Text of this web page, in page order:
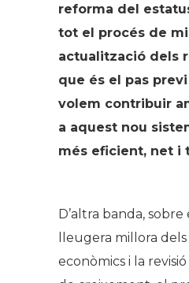
reforma del
tot el procés de
actualització dels
que és el pas
volem contribuir
a aquest nou
més eficient, net i
D’altra banda,
lleugera millora
econòmics i la